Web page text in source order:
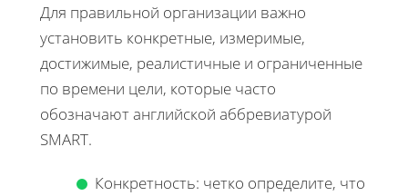
Для правильной организации важно
установить конкретные, измеримые,
достижимые, реалистичные и ограниченные
по времени цели, которые часто
обозначают английской аббревиатурой
SMART.
Конкретность: четко определите, что